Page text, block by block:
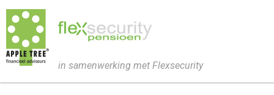
in samenwerking met Flexsecurity